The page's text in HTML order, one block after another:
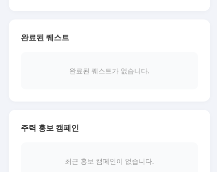
완료된 퀘스트
완료된 퀘스트가 없습니다.
주력 홍보 캠페인
최근 홍보 캠페인이 없습니다.